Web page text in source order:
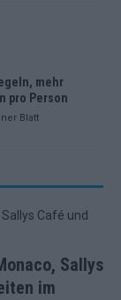
mehr
pro Person
Blatt
Sallys
im